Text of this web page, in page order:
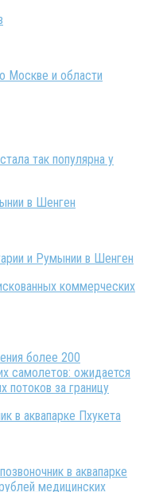
Москве и области
так популярна у
и Румынии в Шенген
более 200
самолетов: ожидается
потоков за границу
в аквапарке
медицинских